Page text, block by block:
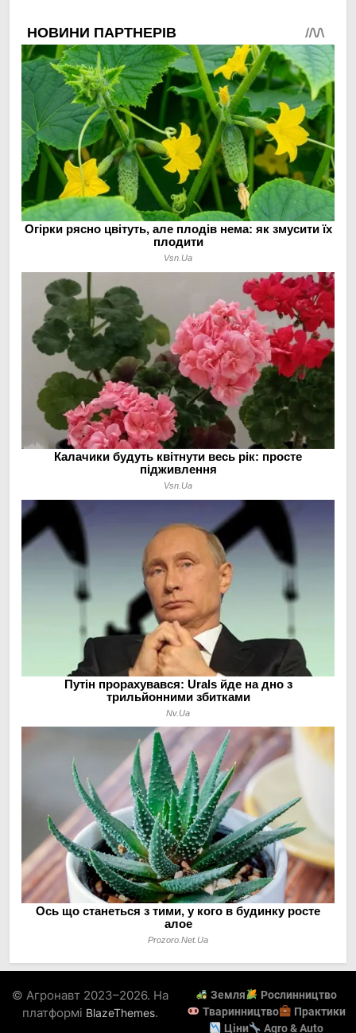
© Агронавт 2023–2026. На
платформі BlazeThemes.
Земля
Рослинництво
Тваринництво
Практики
Ціни
Agro & Auto